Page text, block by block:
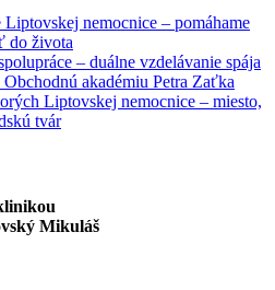
nemocnice – pomáhame
do života
– duálne vzdelávanie spája
akadémiu Petra Zaťka
Liptovskej nemocnice – miesto,
tvár
Mikuláš